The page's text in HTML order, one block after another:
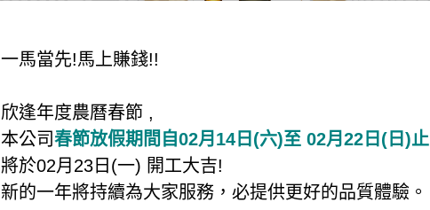
一馬當先!馬上賺錢!!
欣逢年度農曆春節 ,
本公司 春節放假期間自02月14日(六)至 02月22日(日)止
將於02月23日(一) 開工大吉!
新的一年將持續為大家服務，必提供更好的品質體驗。